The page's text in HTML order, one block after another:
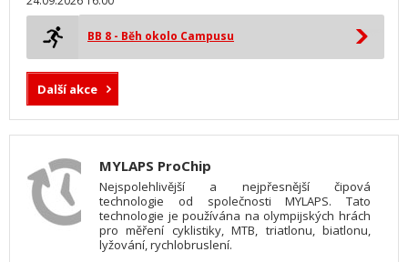
BB 8 - Běh okolo Campusu
Další akce
MYLAPS ProChip
Nejspolehlivější a nejpřesnější čipová
technologie od společnosti MYLAPS. Tato
technologie je používána na olympijských hrách
pro měření cyklistiky, MTB, triatlonu, biatlonu,
lyžování, rychlobruslení.